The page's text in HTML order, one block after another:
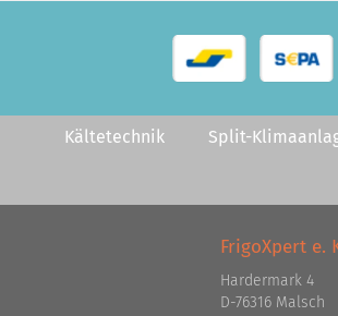
Kältetechnik Split-
FrigoXpert e.
Hardermark 4
D-76316 Malsch